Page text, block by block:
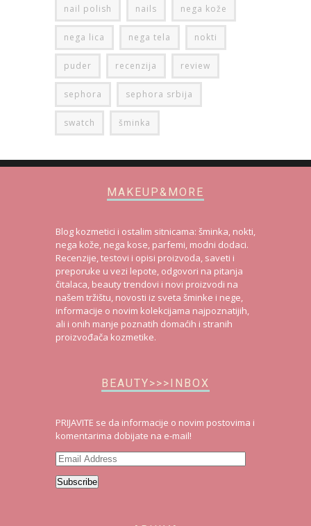
nail polish nails nega kože
nega lica nega tela nokti
puder recenzija review
sephora sephora srbija
swatch šminka
MAKEUP&MORE
Blog kozmetici i ostalim sitnicama: šminka, nokti,
nega kože, nega kose, parfemi, modni dodaci.
Recenzije, testovi i opisi proizvoda, saveti i
preporuke u vezi lepote, odgovori na pitanja
čitalaca, beauty trendovi i novi proizvodi na
našem tržištu, novosti iz sveta šminke i nege,
informacije o novim kolekcijama najpoznatijih,
ali i onih manje poznatih domaćih i stranih
proizvođača kozmetike.
BEAUTY>>>INBOX
PRIJAVITE se da informacije o novim postovima i
komentarima dobijate na e-mail!
Email
Address
Subscribe